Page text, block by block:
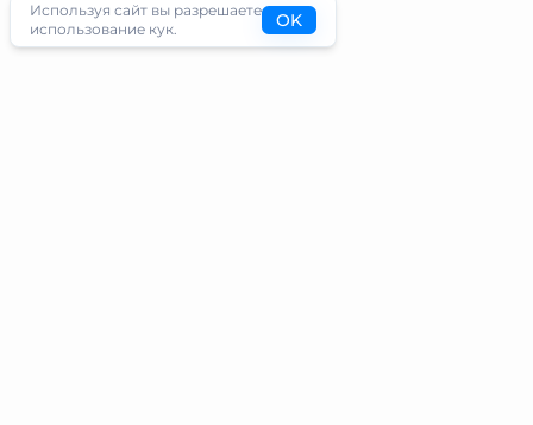
Используя сайт вы разрешаете
использование кук.
OK